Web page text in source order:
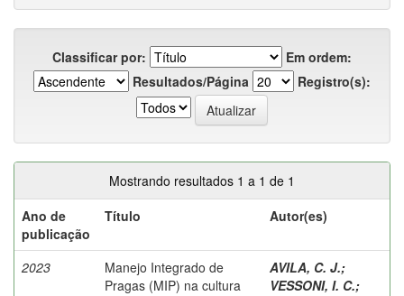
Classificar por:
Em ordem:
Resultados/Página
Registro(s):
Mostrando resultados 1 a 1 de 1
Ano de
publicação
Título Autor(es)
2023
Manejo Integrado de
Pragas (MIP) na cultura
AVILA, C. J.;
VESSONI, I. C.;